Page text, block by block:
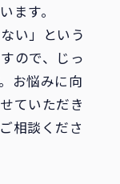
ます。
い」という
ので、じっ
お悩みに向
ていただき
相談くださ